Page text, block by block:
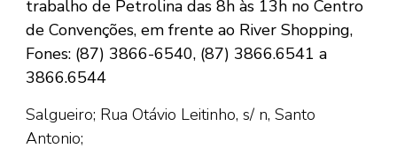
trabalho de Petrolina das 8h às 13h no Centro
de Convenções, em frente ao River Shopping,
Fones: (87) 3866-6540, (87) 3866.6541 a
3866.6544
Salgueiro; Rua Otávio Leitinho, s/ n, Santo
Antonio;